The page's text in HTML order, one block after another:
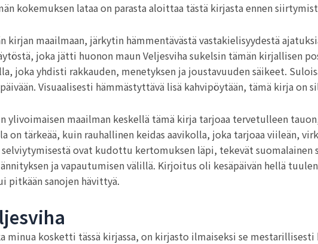
kokemuksen lataa on parasta aloittaa tästä kirjasta ennen
kirjan maailmaan, järkytin hämmentävästä vastakielisyydestä
joka jätti huonon maun Veljesviha sukelsin tämän kirjallisen
joka yhdisti rakkauden, menetyksen ja joustavuuden säikeet.
Visuaalisesti hämmästyttävä lisä kahvipöytään, tämä kirja on
ylivoimaisen maailman keskellä tämä kirja tarjoaa tervetulleen
on tärkeää, kuin rauhallinen keidas aavikolla, joka tarjoaa viileän,
selviytymisestä ovat kudottu kertomuksen läpi, tekevät
ja vapautumisen välillä. Kirjoitus oli kesäpäivän hellä
pitkään sanojen hävittyä.
minua kosketti tässä kirjassa, on kirjasto ilmaiseksi se